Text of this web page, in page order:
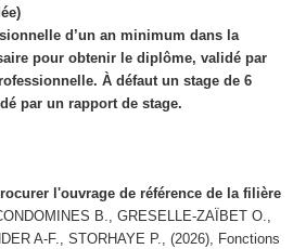
d’un an minimum dans la
pour obtenir le diplôme, validé par
À défaut un stage de 6
par un rapport de stage.
l'ouvrage de référence de la filière
B., GRESELLE-ZAÏBET O.,
A-F., STORHAYE P., (2026), Fonctions